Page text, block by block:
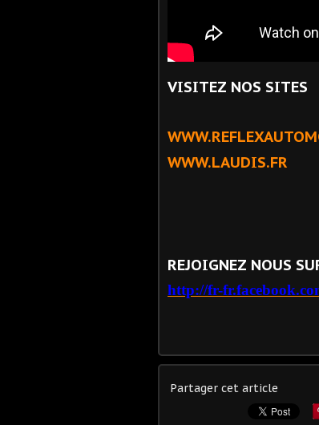
VISITEZ NOS SITES
WWW.LAUDIS.FR
REJOIGNEZ NOUS
http://fr-
Partager cet article